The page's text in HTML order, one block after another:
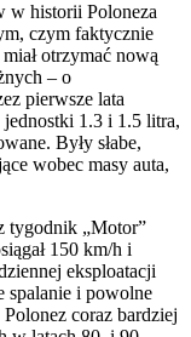
w historii Poloneza
czym faktycznie
otrzymać nową
– o
pierwsze lata
jednostki 1.3 i 1.5 litra,
Były słabe,
wobec masy auta,
tygodnik „Motor”
150 km/h i
eksploatacji
spalanie i powolne
coraz bardziej